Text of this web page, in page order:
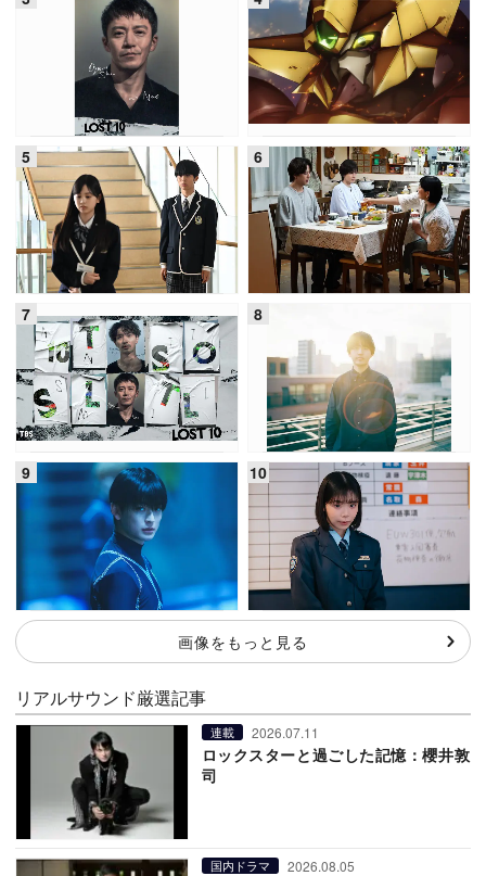
画像をもっと見る
リアルサウンド厳選記事
連載 2026.07.11
ロックスターと過ごした記憶：櫻井敦
司
国内ドラマ 2026.08.05